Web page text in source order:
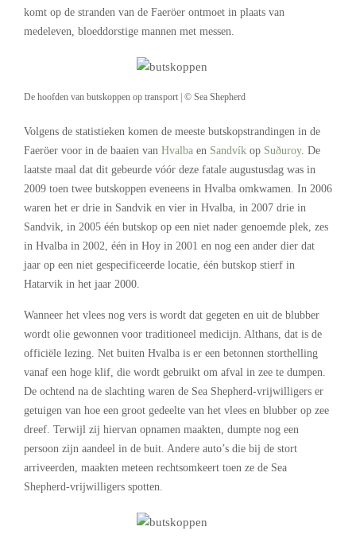
komt op de stranden van de Faeröer ontmoet in plaats van
medeleven, bloeddorstige mannen met messen.
De hoofden van butskoppen op transport | © Sea Shepherd
Volgens de statistieken komen de meeste butskopstrandingen in de
Faeröer voor in de baaien van Hvalba en Sandvík op Suðuroy. De
laatste maal dat dit gebeurde vóór deze fatale augustusdag was in
2009 toen twee butskoppen eveneens in Hvalba omkwamen. In 2006
waren het er drie in Sandvik en vier in Hvalba, in 2007 drie in
Sandvik, in 2005 één butskop op een niet nader genoemde plek, zes
in Hvalba in 2002, één in Hoy in 2001 en nog een ander dier dat
jaar op een niet gespecificeerde locatie, één butskop stierf in
Hatarvik in het jaar 2000.
Wanneer het vlees nog vers is wordt dat gegeten en uit de blubber
wordt olie gewonnen voor traditioneel medicijn. Althans, dat is de
officiële lezing. Net buiten Hvalba is er een betonnen storthelling
vanaf een hoge klif, die wordt gebruikt om afval in zee te dumpen.
De ochtend na de slachting waren de Sea Shepherd-vrijwilligers er
getuigen van hoe een groot gedeelte van het vlees en blubber op zee
dreef. Terwijl zij hiervan opnamen maakten, dumpte nog een
persoon zijn aandeel in de buit. Andere auto’s die bij de stort
arriveerden, maakten meteen rechtsomkeert toen ze de Sea
Shepherd-vrijwilligers spotten.